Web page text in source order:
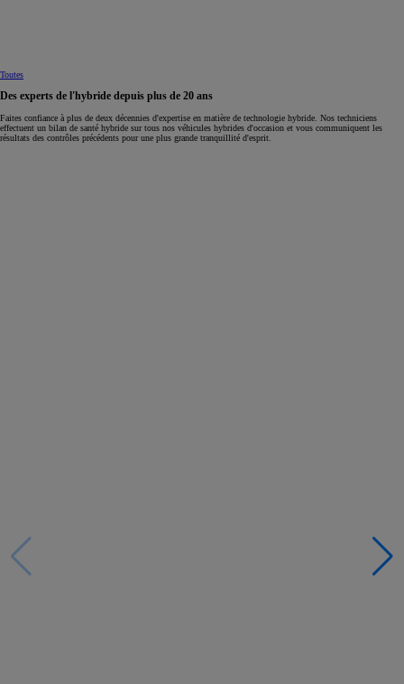
Toutes
Des experts de l'hybride depuis plus de 20 ans
Faites confiance à plus de deux décennies d'expertise en matière de technologie hybride. Nos techniciens
effectuent un bilan de santé hybride sur tous nos véhicules hybrides d'occasion et vous communiquent les
résultats des contrôles précédents pour une plus grande tranquillité d'esprit.